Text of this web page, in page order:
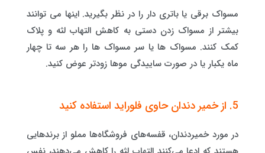
مسواک برقی یا باتری دار را در نظر بگیرید. اینها می توانند
بیشتر از مسواک زدن دستی به کاهش التهاب لثه و پلاک
کمک کنند. مسواک ها یا سر مسواک ها را هر سه تا چهار
ماه یکبار یا در صورت ساییدگی موها زودتر عوض کنید.
5. از خمیر دندان حاوی فلوراید استفاده کنید
در مورد خمیردندان، قفسه‌های فروشگاه‌ها مملو از برندهایی